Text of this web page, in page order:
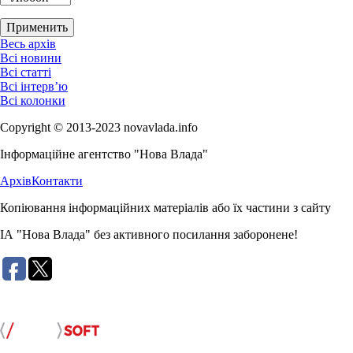
Весь архів
Всі новини
Всі статті
Всі інтерв’ю
Всі колонки
Copyright © 2013-2023 novavlada.info
Інформаційне агентство "Нова Влада"
АрхівКонтакти
Копіювання інформаційних матеріалів або їх частини з сайту
ІА "Нова Влада" без активного посилання заборонене!